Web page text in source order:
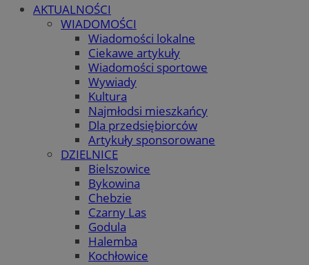
AKTUALNOŚCI
WIADOMOŚCI
Wiadomości lokalne
Ciekawe artykuły
Wiadomości sportowe
Wywiady
Kultura
Najmłodsi mieszkańcy
Dla przedsiębiorców
Artykuły sponsorowane
DZIELNICE
Bielszowice
Bykowina
Chebzie
Czarny Las
Godula
Halemba
Kochłowice